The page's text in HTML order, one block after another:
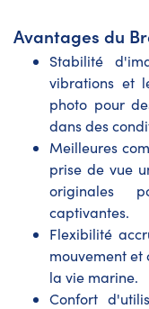
Avantages du
Stabilité
vibrations et
photo pour
dans des
Meilleures
prise de vue
originales
captivantes.
Flexibilité
mouvement
la vie marine.
Confort